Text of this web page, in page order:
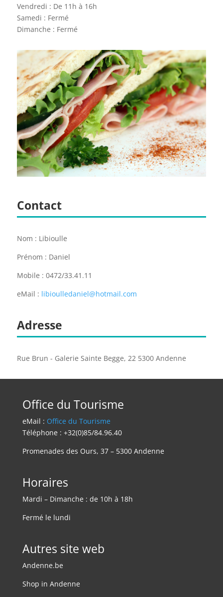
Vendredi : De 11h à 16h
Samedi : Fermé
Dimanche : Fermé
Contact
Nom : Libioulle
Prénom : Daniel
Mobile : 0472/33.41.11
eMail : libioulledaniel@hotmail.com
Adresse
Rue Brun - Galerie Sainte Begge, 22 5300 Andenne
Office du Tourisme
eMail : Office du Tourisme
Téléphone : +32(0)85/84.96.40
Promenades des Ours, 37 – 5300 Andenne
Horaires
Mardi – Dimanche : de 10h à 18h
Fermé le lundi
Autres site web
Andenne.be
Shop in Andenne